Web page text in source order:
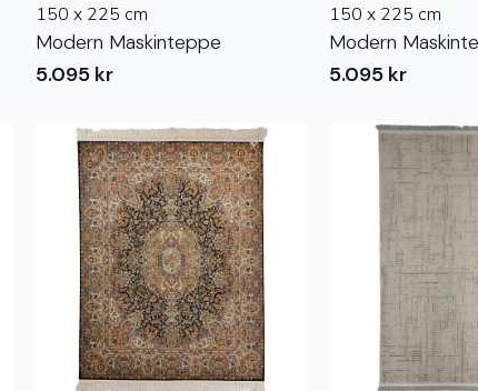
150 x 225 cm
Modern Maskinteppe
5.095 kr
150 x 225 cm
Modern
5.095 kr